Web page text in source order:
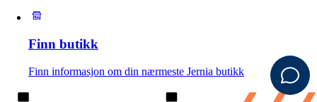
Finn butikk
Finn informasjon om din nærmeste Jernia butikk